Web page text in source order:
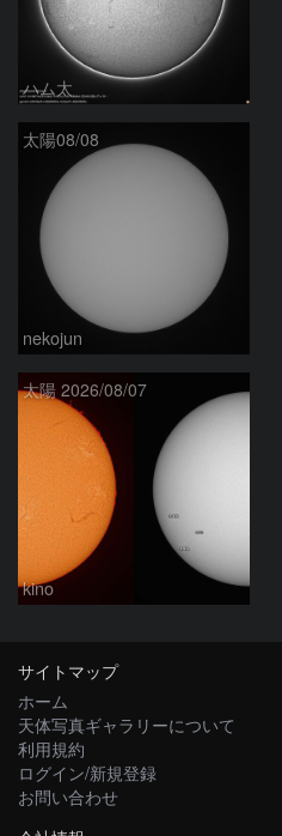
ハム太
太陽08/08
nekojun
太陽 2026/08/07
kino
サイトマップ
ホーム
天体写真ギャラリーについて
利用規約
ログイン/新規登録
お問い合わせ